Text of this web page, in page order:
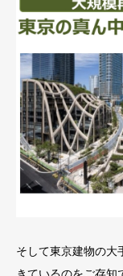
そして東京建物の大